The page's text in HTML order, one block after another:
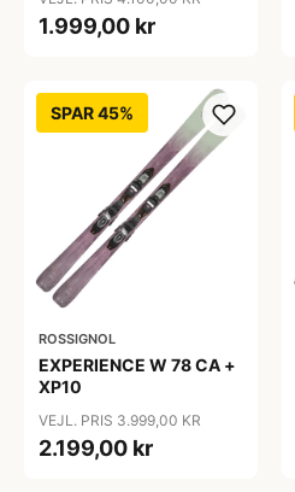
1.999,00 kr
SPAR 45%
ROSSIGNOL
EXPERIENCE W 78 CA +
XP10
VEJL. PRIS 3.999,00 KR
2.199,00 kr